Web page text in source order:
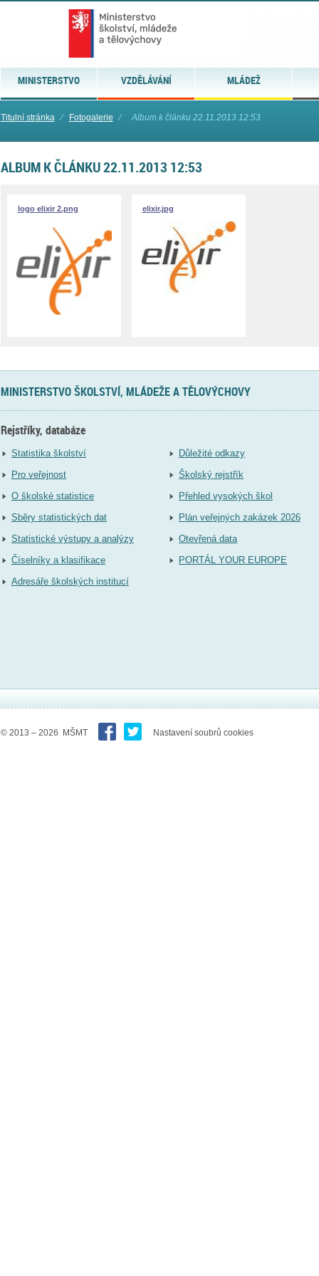
MINISTERSTVO VZDĚLÁVÁNÍ MLÁDEŽ
Titulní stránka ⁄ Fotogalerie ⁄ Album k článku 22.11.2013 12:53
ALBUM K ČLÁNKU 22.11.2013 12:53
logo elixir 2.png elixir.jpg
MINISTERSTVO ŠKOLSTVÍ, MLÁDEŽE A TĚLOVÝCHOVY
Rejstříky, databáze
Statistika školství
Pro veřejnost
O školské statistice
Sběry statistických dat
Statistické výstupy a analýzy
Číselníky a klasifikace
Adresáře školských institucí
Důležité odkazy
Školský rejstřík
Přehled vysokých škol
Plán veřejných zakázek 2026
Otevřená data
PORTÁL YOUR EUROPE
© 2013 – 2026 MŠMT Nastavení soubrů cookies